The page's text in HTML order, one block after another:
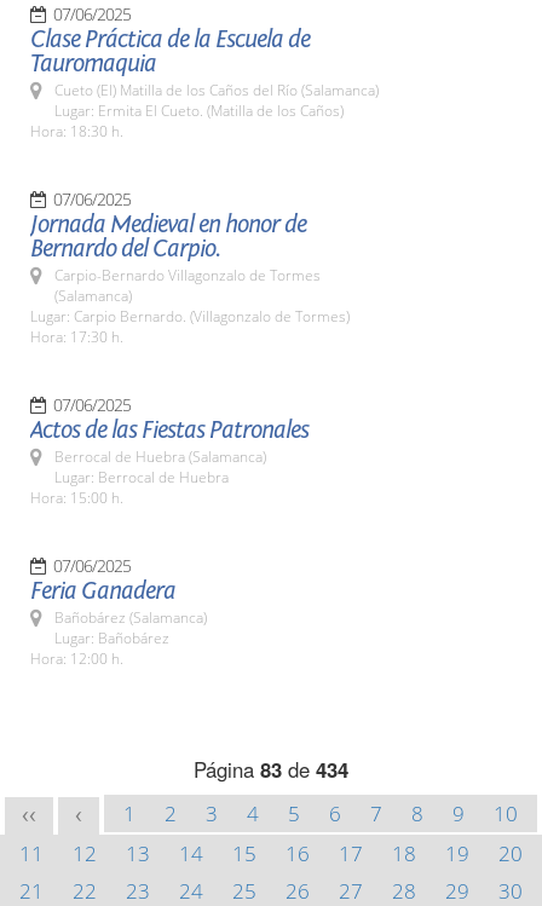
07/06/2025
Clase Práctica de la Escuela de
Tauromaquia
Cueto (El) Matilla de los Caños del Río (Salamanca)
Lugar: Ermita El Cueto. (Matilla de los Caños)
Hora: 18:30 h.
07/06/2025
Jornada Medieval en honor de
Bernardo del Carpio.
Carpio-Bernardo Villagonzalo de Tormes
(Salamanca)
Lugar: Carpio Bernardo. (Villagonzalo de Tormes)
Hora: 17:30 h.
07/06/2025
Actos de las Fiestas Patronales
Berrocal de Huebra (Salamanca)
Lugar: Berrocal de Huebra
Hora: 15:00 h.
07/06/2025
Feria Ganadera
Bañobárez (Salamanca)
Lugar: Bañobárez
Hora: 12:00 h.
Página 83 de 434
<< < 1 2 3 4 5 6 7 8 9
10
11
12 13 14 15 16 17 18 19
20
21
22 23 24 25 26 27 28 29
30